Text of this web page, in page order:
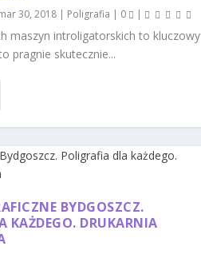
30, 2018 | Poligrafia | 0 |
maszyn introligatorskich to kluczowy
pragnie skutecznie...
BYDGOSZCZ.
KAŻDEGO. DRUKARNIA